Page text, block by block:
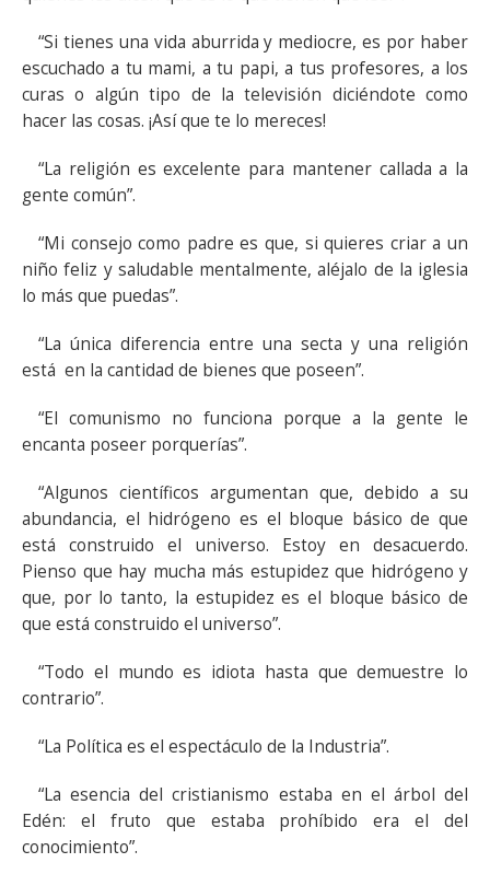
“Si tienes una vida aburrida y mediocre, es por haber
escuchado a tu mami, a tu papi, a tus profesores, a los
curas o algún tipo de la televisión diciéndote como
hacer las cosas. ¡Así que te lo mereces!
“La religión es excelente para mantener callada a la
gente común”.
“Mi consejo como padre es que, si quieres criar a un
niño feliz y saludable mentalmente, aléjalo de la iglesia
lo más que puedas”.
“La única diferencia entre una secta y una religión
está en la cantidad de bienes que poseen”.
“El comunismo no funciona porque a la gente le
encanta poseer porquerías”.
“Algunos científicos argumentan que, debido a su
abundancia, el hidrógeno es el bloque básico de que
está construido el universo. Estoy en desacuerdo.
Pienso que hay mucha más estupidez que hidrógeno y
que, por lo tanto, la estupidez es el bloque básico de
que está construido el universo”.
“Todo el mundo es idiota hasta que demuestre lo
contrario”.
“La Política es el espectáculo de la Industria”.
“La esencia del cristianismo estaba en el árbol del
Edén: el fruto que estaba prohíbido era el del
conocimiento”.